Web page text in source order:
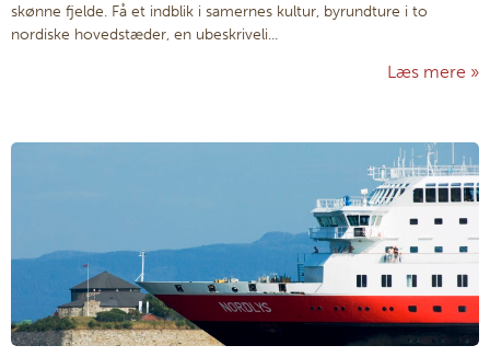
skønne fjelde. Få et indblik i samernes kultur, byrundture i to
nordiske hovedstæder, en ubeskriveli...
Læs mere